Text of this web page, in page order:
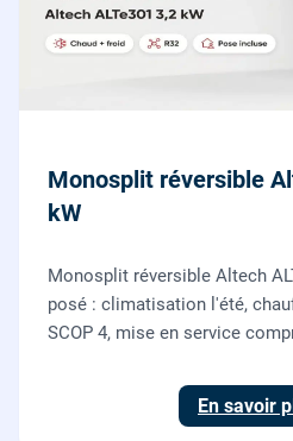
Monosplit réversible
kW
Monosplit réversible Altech
posé : climatisation l'été,
SCOP 4, mise en service
En savoir